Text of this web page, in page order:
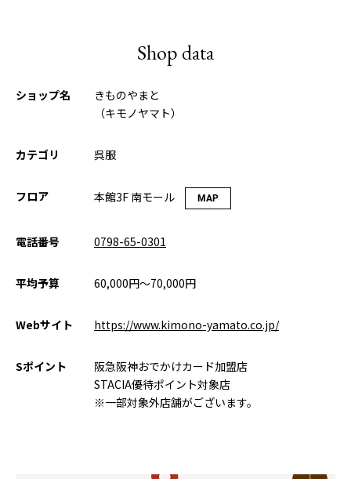
Shop data
ショップ名
きものやまと
（キモノヤマト）
カテゴリ 呉服
フロア 本館3F 南モール MAP
電話番号 0798-65-0301
平均予算 60,000円〜70,000円
Webサイト https://www.kimono-yamato.co.jp/
Sポイント
阪急阪神おでかけカード加盟店
STACIA優待ポイント対象店
※一部対象外店舗がございます。